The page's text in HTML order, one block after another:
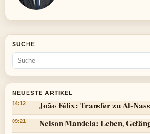
SUCHE
NEUESTE ARTIKEL
14:12 João Félix: Transfer zu Al-
09:21 Nelson Mandela: Leben,